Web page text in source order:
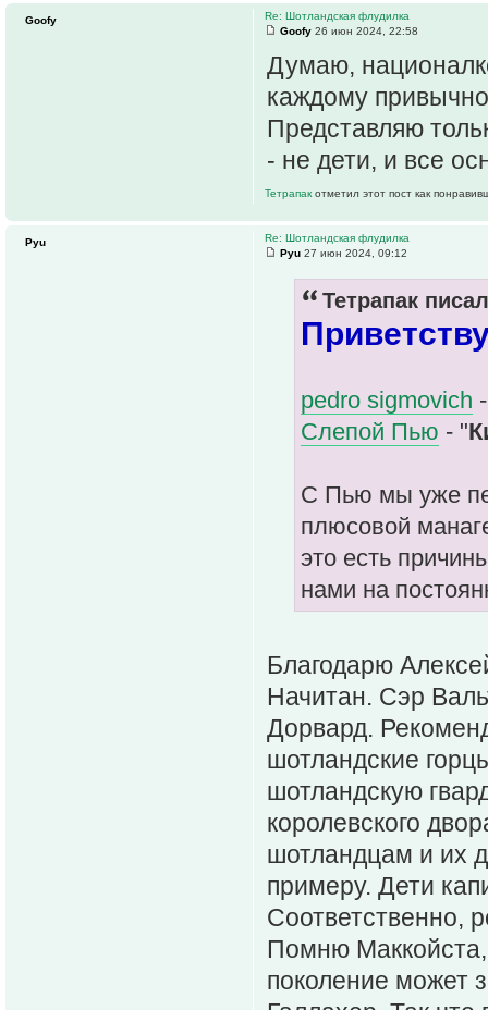
Re: Шотландская флудилка
Goofy 26 июн 2024, 22:58
Думаю,
каждому
Представляю
- не дети, и все
Тетрапак отметил этот пост как
Goofy
Re: Шотландская флудилка
Pyu 27 июн 2024, 09:12
Тетрапак
pedro sigmovich
Слепой Пью - "
С Пью мы уже
плюсовой
это есть
нами на
Благодарю
Начитан. Сэр
Дорвард.
шотландские
шотландскую
королевского
шотландцам и их
примеру. Дети
Соответственно,
Помню
поколение может
Pyu